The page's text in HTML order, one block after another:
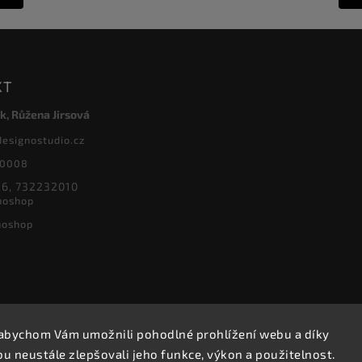
Vám umožnili pohodlné prohlížení webu a díky
neustále zlepšovali jeho funkce, výkon a použitelnost.
Růžena Jirsová
732232010
Copyright 2026Designoshop. Všechna práva vyhrazena.
Upravit nastavení cookies